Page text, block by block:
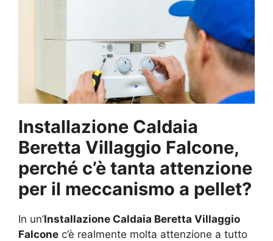
Installazione Caldaia
Beretta Villaggio Falcone,
perché c’è tanta attenzione
per il meccanismo a pellet?
In un’Installazione Caldaia Beretta Villaggio
Falcone c’è realmente molta attenzione a tutto